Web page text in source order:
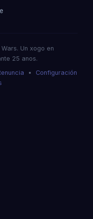
Un xogo en
25 anos.
• Configuración